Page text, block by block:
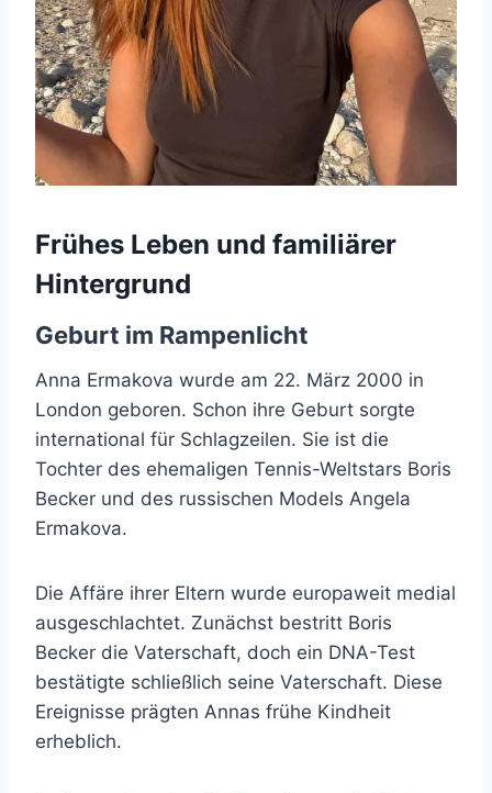
Frühes Leben und familiärer
Hintergrund
Geburt im Rampenlicht
Anna Ermakova wurde am 22. März 2000 in
London geboren. Schon ihre Geburt sorgte
international für Schlagzeilen. Sie ist die
Tochter des ehemaligen Tennis-Weltstars Boris
Becker und des russischen Models Angela
Ermakova.
Die Affäre ihrer Eltern wurde europaweit medial
ausgeschlachtet. Zunächst bestritt Boris
Becker die Vaterschaft, doch ein DNA-Test
bestätigte schließlich seine Vaterschaft. Diese
Ereignisse prägten Annas frühe Kindheit
erheblich.